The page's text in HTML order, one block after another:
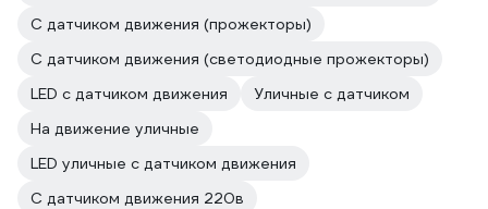
С датчиком движения (прожекторы)
С датчиком движения (светодиодные прожекторы)
LED с датчиком движения
Уличные с датчиком
На движение уличные
LED уличные с датчиком движения
С датчиком движения 220в